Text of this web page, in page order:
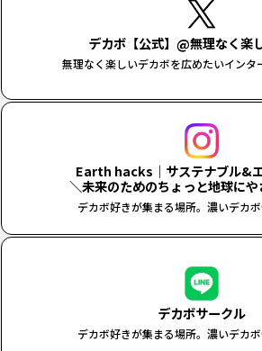
デカボ【公式】@無理なく楽
無理なく楽しいデカボを広めたいインタ
Earth hacks｜サステナブル&
＼未来のためのちょっと地球に
デカボ好きが集まる場所。濃いデカボ
デカボサークル
デカボ好きが集まる場所。濃いデカボ